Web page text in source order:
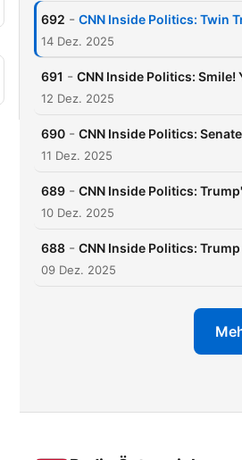
692 - CNN Inside Politics: Twin
14 Dez. 2025
691 - CNN Inside Politics: Smile!
12 Dez. 2025
690 - CNN Inside Politics:
11 Dez. 2025
689 - CNN Inside Politics:
10 Dez. 2025
688 - CNN Inside Politics:
09 Dez. 2025